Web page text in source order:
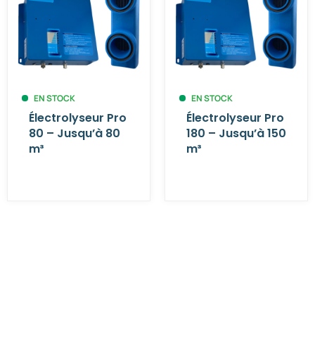
Électrolyseur Pro
80 – Jusqu’à 80
m³
EN STOCK
Électrolyseur Pro
180 – Jusqu’à 150
m³
EN STOCK